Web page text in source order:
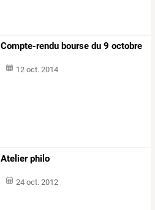
Compte-rendu bourse du 9 octobre
12 oct. 2014
Atelier philo
24 oct. 2012